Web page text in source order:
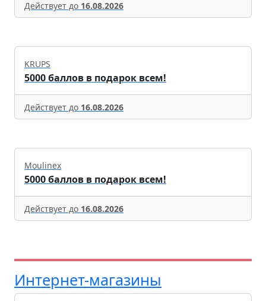
Действует до 16.08.2026
KRUPS
5000 баллов в подарок всем!
Действует до 16.08.2026
Moulinex
5000 баллов в подарок всем!
Действует до 16.08.2026
Интернет-магазины